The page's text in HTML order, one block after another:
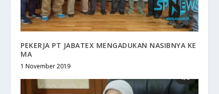
PEKERJA PT JABATEX MENGADUKAN NASIBNYA KE
MA
1 November 2019